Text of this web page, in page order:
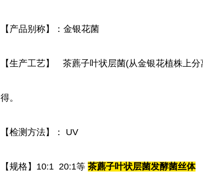
【产品别称】：金银花菌
【生产工艺】 茶藨子叶状层菌(从金银花植株上分
得。
【检测方法】： UV
【规格】 10:1 20:1等 茶藨子叶状层菌发酵菌丝体